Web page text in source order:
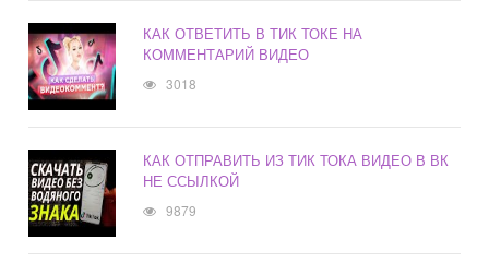
КАК ОТВЕТИТЬ В ТИК ТОКЕ НА
КОММЕНТАРИЙ ВИДЕО
3018
КАК ОТПРАВИТЬ ИЗ ТИК ТОКА ВИДЕО В ВК
НЕ ССЫЛКОЙ
9879